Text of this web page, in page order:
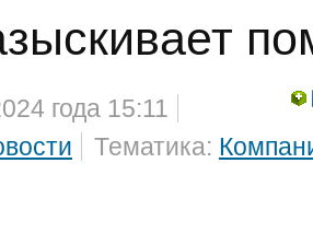
года 15:11
Тематика: